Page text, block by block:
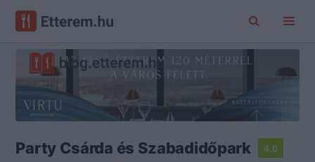
Party Csárda és Szabadidőpark
4.0